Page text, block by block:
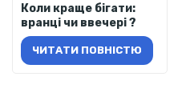
Коли краще бігати:
вранці чи ввечері ?
ЧИТАТИ ПОВНІСТЮ